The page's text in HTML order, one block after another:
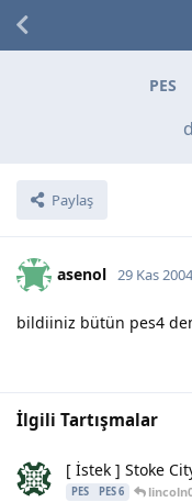
PES
Paylaş
asenol 29 Kas 2004
bildiiniz bütün pes4
İlgili Tartışmalar
[ İstek ] Stoke
PES PES 6